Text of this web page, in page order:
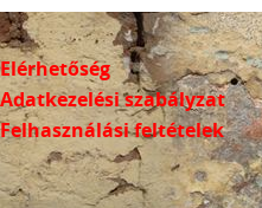
Elérhetőség
Adatkezelési szabályzat
Felhasználási feltételek